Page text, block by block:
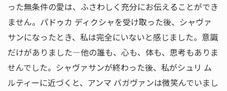
った無条件の愛は、ふさわしく充分にお伝えることができ
ません。パドゥカ ディクシャを受け取った後、シャヴァ
サンになったとき、私は完全にいないと感じました。意識
だけがありました—他の誰も、心も、体も、思考もありま
せんでした。シャヴァサンが終わった後、私がシュリ ム
ルティーに近づくと、アンマ バガヴァンは微笑んでいまし